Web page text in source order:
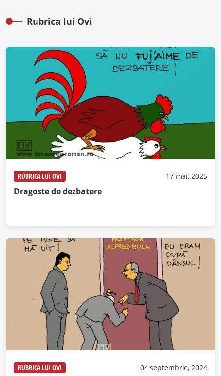
Rubrica lui Ovi
RUBRICA LUI OVI 17 mai, 2025
Dragoste de dezbatere
RUBRICA LUI OVI 04 septembrie, 2024